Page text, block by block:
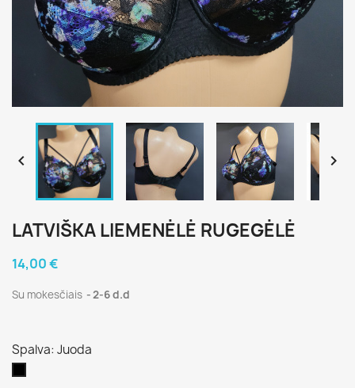
 
LATVIŠKA LIEMENĖLĖ RUGEGĖLĖ
14,00 €
Su mokesčiais 2-6 d.d
Spalva: Juoda